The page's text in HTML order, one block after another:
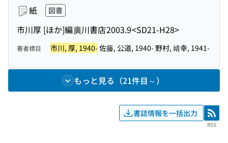
紙 図書
市川厚 [ほか]編廣川書店2003.9<SD21-H28>
著者標目 市川, 厚, 1940-佐藤, 公道, 1940- 野村, 靖幸, 1941-
もっと見る（21件目～）
書誌情報を一括出力 RSS
RSS